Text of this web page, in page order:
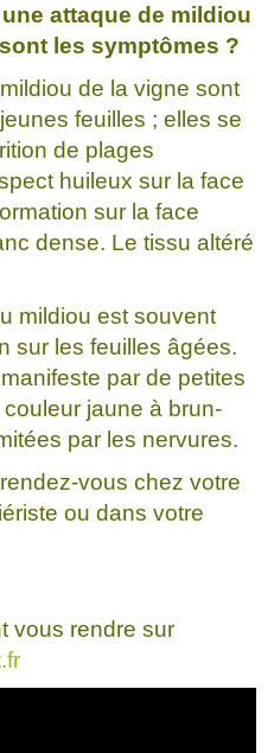
attaque de mildiou
les symptômes ?
de la vigne sont
feuilles ; elles se
de plages
huileux sur la face
sur la face
dense. Le tissu altéré
mildiou est souvent
sur les feuilles âgées.
par de petites
jaune à brun-
par les nervures.
vous chez votre
ou dans votre
vous rendre sur